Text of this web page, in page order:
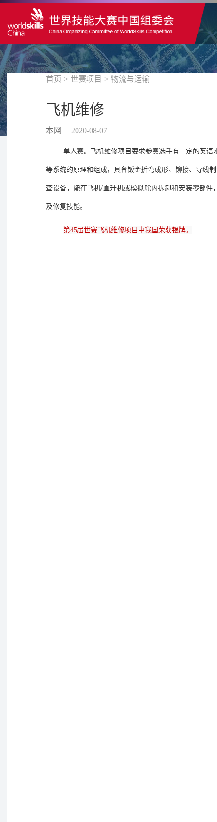
首页 > 世赛项目 > 物流与运输
飞机维修
本网 2020-08-07
单人赛。飞机维修项目要求参赛选手有一定的英
等系统的原理和组成，具备钣金折弯成形、铆接、导线
查设备，能在飞机/直升机或模拟舱内拆卸和安装零部
及修复技能。
第45届世赛飞机维修项目中我国荣获银牌。